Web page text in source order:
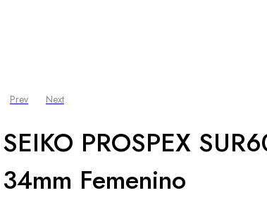
Prev Next
SEIKO PROSPEX
34mm Femenino